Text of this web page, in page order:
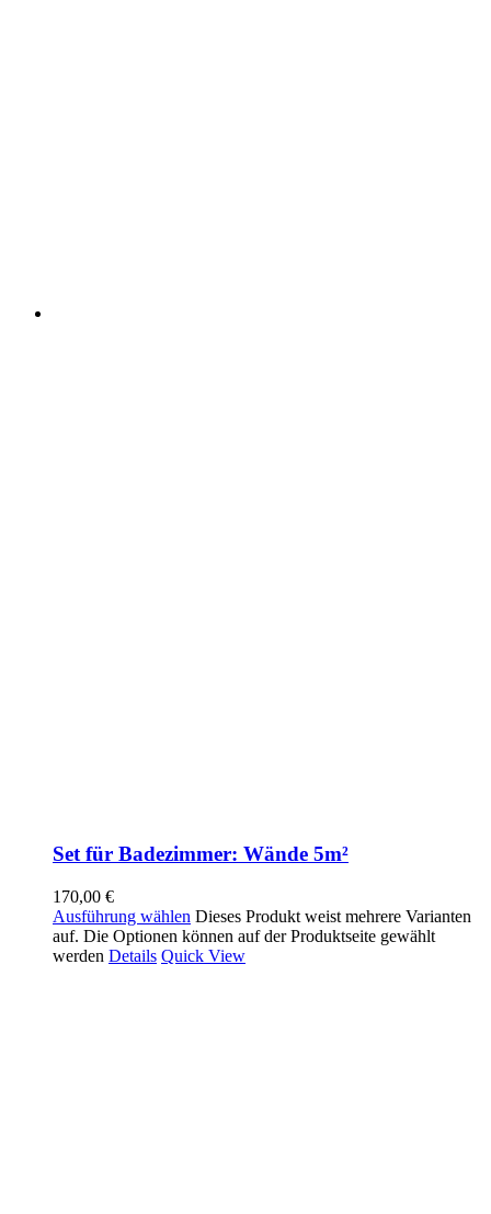
Set für Badezimmer: Wände 5m²
170,00 €
Ausführung wählen Dieses Produkt weist mehrere Varianten
auf. Die Optionen können auf der Produktseite gewählt
werden Details Quick View